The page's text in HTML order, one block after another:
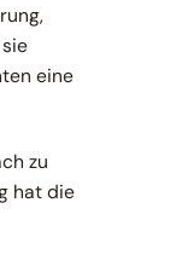
eine
zu
hat die